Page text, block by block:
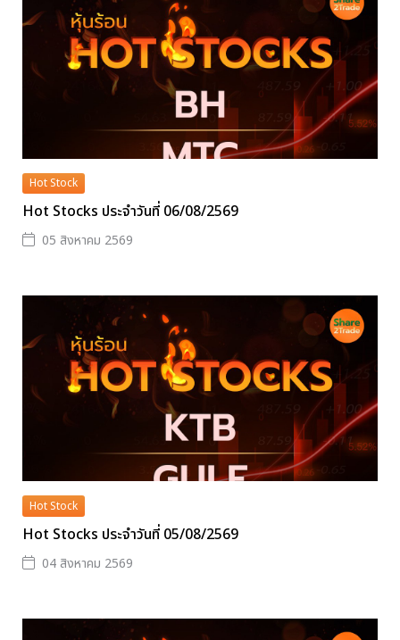
Hot Stock
Hot Stocks ประจำวันที่ 06/08/2569
05 สิงหาคม 2569
Hot Stock
Hot Stocks ประจำวันที่ 05/08/2569
04 สิงหาคม 2569